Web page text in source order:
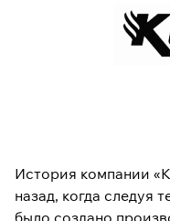
История компании
назад, когда следуя
было создано